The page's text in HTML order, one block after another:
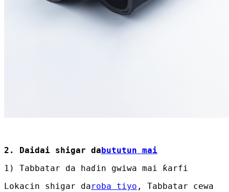
2. Daidai shigar dabututun mai
1) Tabbatar da haɗin gwiwa mai ƙarfi
Lokacin shigar daroba tiyo , Tabbatar cewa